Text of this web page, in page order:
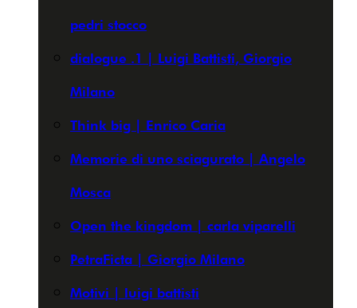
pedri stocco
dialogue .1 | Luigi Battisti, Giorgio
Milano
Think big | Enrico Caria
Memorie di uno sciagurato | Angelo
Mosca
Open the kingdom | carla viparelli
PetraFicta | Giorgio Milano
Motivi | luigi battisti